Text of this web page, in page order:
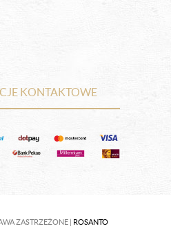
KONTAKTOWE
ZASTRZEŻONE | ROSANTO